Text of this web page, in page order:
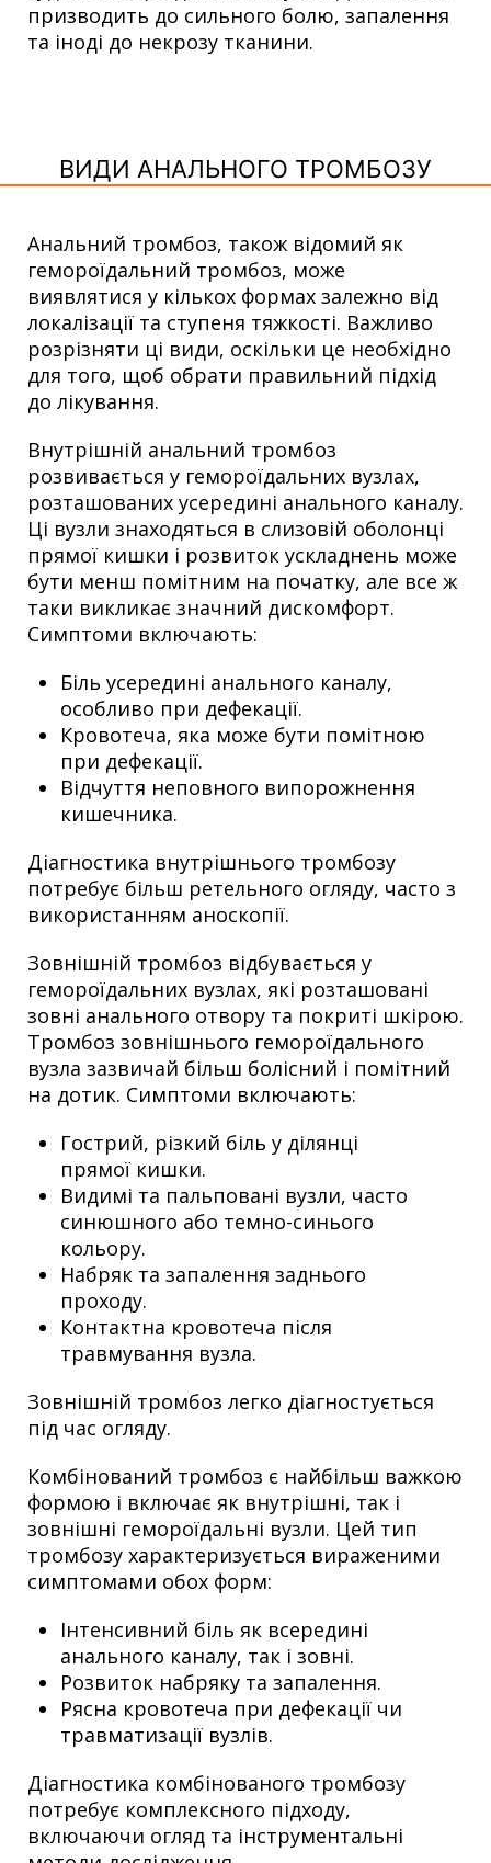
призводить до сильного болю, запалення
та іноді до некрозу тканини.
ВИДИ АНАЛЬНОГО ТРОМБОЗУ
Анальний тромбоз, також відомий як
гемороїдальний тромбоз, може
виявлятися у кількох формах залежно від
локалізації та ступеня тяжкості. Важливо
розрізняти ці види, оскільки це необхідно
для того, щоб обрати правильний підхід
до лікування.
Внутрішній анальний тромбоз
розвивається у гемороїдальних вузлах,
розташованих усередині анального каналу.
Ці вузли знаходяться в слизовій оболонці
прямої кишки і розвиток ускладнень може
бути менш помітним на початку, але все ж
таки викликає значний дискомфорт.
Симптоми включають:
Біль усередині анального каналу,
особливо при дефекації.
Кровотеча, яка може бути помітною
при дефекації.
Відчуття неповного випорожнення
кишечника.
Діагностика внутрішнього тромбозу
потребує більш ретельного огляду, часто з
використанням аноскопії.
Зовнішній тромбоз відбувається у
гемороїдальних вузлах, які розташовані
зовні анального отвору та покриті шкірою.
Тромбоз зовнішнього гемороїдального
вузла зазвичай більш болісний і помітний
на дотик. Симптоми включають:
Гострий, різкий біль у ділянці
прямої кишки.
Видимі та пальповані вузли, часто
синюшного або темно-синього
кольору.
Набряк та запалення заднього
проходу.
Контактна кровотеча після
травмування вузла.
Зовнішній тромбоз легко діагностується
під час огляду.
Комбінований тромбоз є найбільш важкою
формою і включає як внутрішні, так і
зовнішні гемороїдальні вузли. Цей тип
тромбозу характеризується вираженими
симптомами обох форм:
Інтенсивний біль як всередині
анального каналу, так і зовні.
Розвиток набряку та запалення.
Рясна кровотеча при дефекації чи
травматизації вузлів.
Діагностика комбінованого тромбозу
потребує комплексного підходу,
включаючи огляд та інструментальні